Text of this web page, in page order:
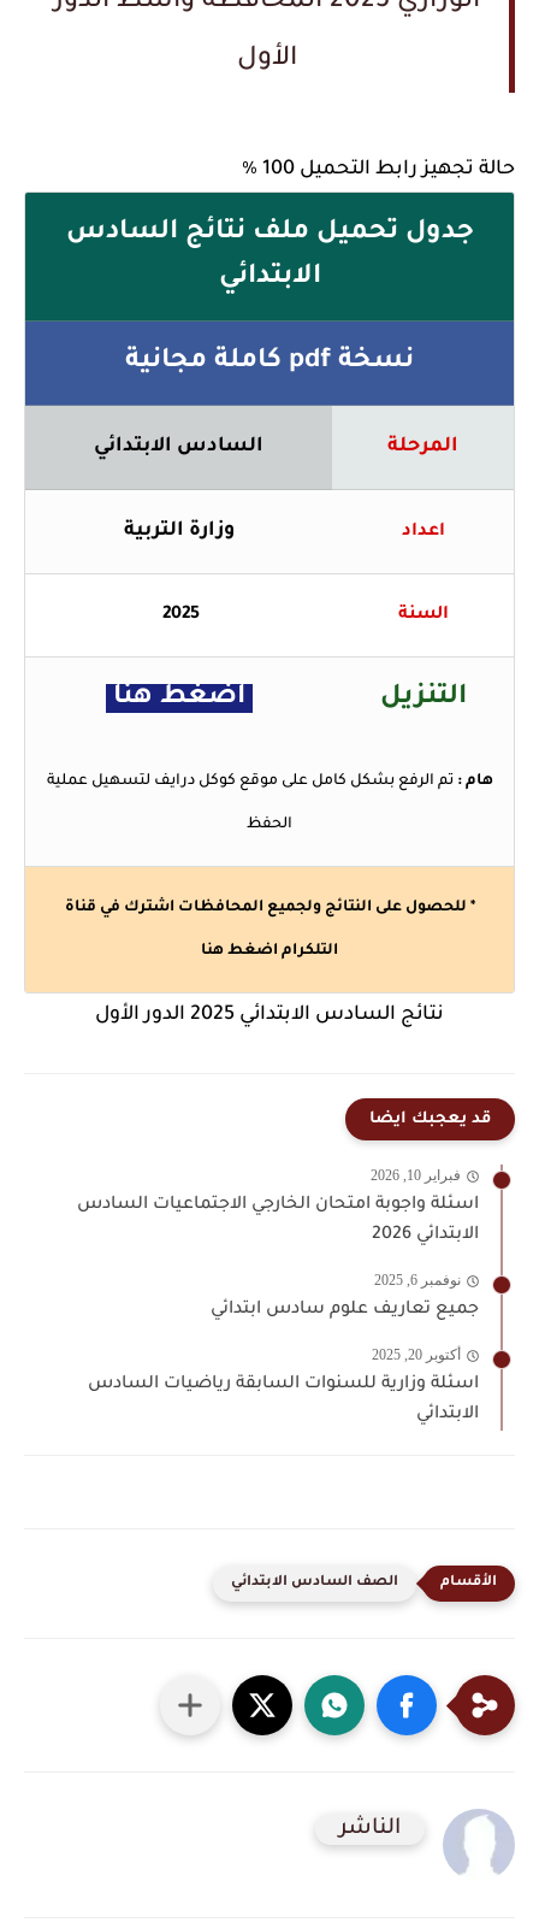
الأول
حالة تجهيز رابط التحميل 100 ٪
جدول تحميل ملف نتائج السادس
الابتدائي
نسخة pdf كاملة مجانية
المرحلة السادس الابتدائي
اعداد وزارة التربية
السنة 2025
التنزيل اضغط هنا
هام : تم الرفع بشكل كامل على موقع كوكل درايف لتسهيل عملية
الحفظ
* للحصول على النتائج ولجميع المحافظات اشترك في قناة
التلكرام اضغط هنا
نتائج السادس الابتدائي 2025 الدور الأول
قد يعجبك ايضا
فبراير 10, 2026
اسئلة واجوبة امتحان الخارجي الاجتماعيات السادس
الابتدائي 2026
نوفمبر 6, 2025
جميع تعاريف علوم سادس ابتدائي
أكتوبر 20, 2025
اسئلة وزارية للسنوات السابقة رياضيات السادس
الابتدائي
الصف السادس الابتدائي
الناشر